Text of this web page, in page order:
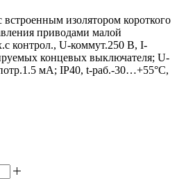
изолятором короткого
приводами малой
контрол., U-коммут.250 В, I-
концевых выключателя; U-
мА; IP40, t-раб.-30…+55°C,